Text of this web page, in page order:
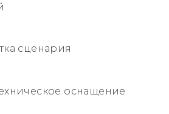
сценария
оснащение